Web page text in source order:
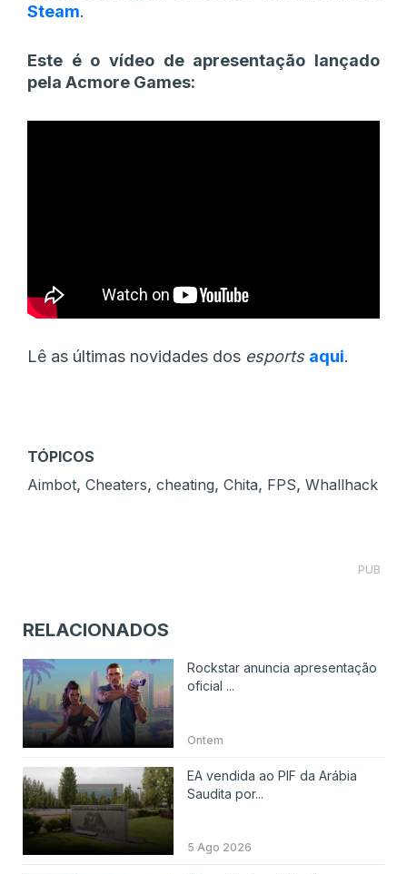
Steam.
Este é o vídeo de apresentação lançado
pela Acmore Games:
Lê as últimas novidades dos esports aqui.
TÓPICOS
Aimbot, Cheaters, cheating, Chita, FPS, Whallhack
PUB
RELACIONADOS
Rockstar anuncia apresentação
oficial ...
Ontem
EA vendida ao PIF da Arábia
Saudita por...
5 Ago 2026